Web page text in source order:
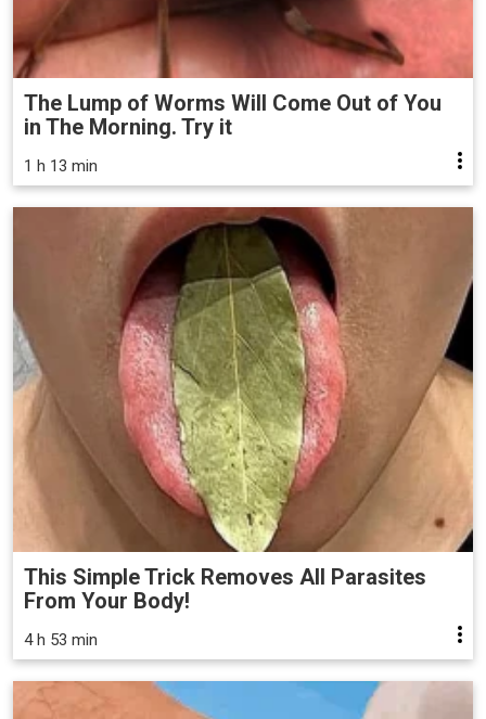
The Lump of Worms Will Come Out of You
in The Morning. Try it
1 h 13 min
This Simple Trick Removes All Parasites
From Your Body!
4 h 53 min